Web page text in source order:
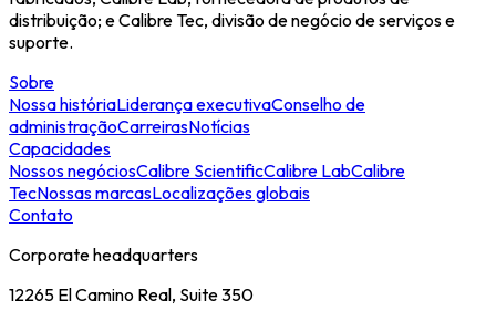
distribuição; e Calibre Tec, divisão de negócio de serviços e
suporte.
Sobre
Nossa históriaLiderança executivaConselho de
administraçãoCarreirasNotícias
Capacidades
Nossos negóciosCalibre ScientificCalibre LabCalibre
TecNossas marcasLocalizações globais
Contato
Corporate headquarters
12265 El Camino Real, Suite 350